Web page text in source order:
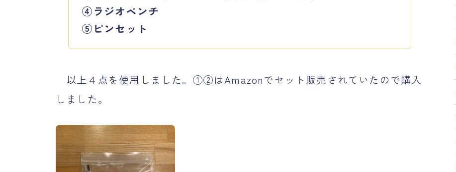
④ラジオペンチ
⑤ピンセッ ト
以上４点を使用しました。①②はAmazonでセット販売されていたので購入
しました。